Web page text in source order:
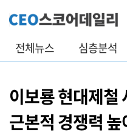
전체뉴스 심층분석
이보룡 현대제
근본적 경쟁력